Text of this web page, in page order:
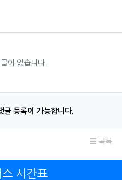
이 없습니다.
글 등록이 가능합니다.
목록
시간표